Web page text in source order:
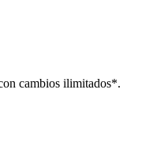
cambios ilimitados*.